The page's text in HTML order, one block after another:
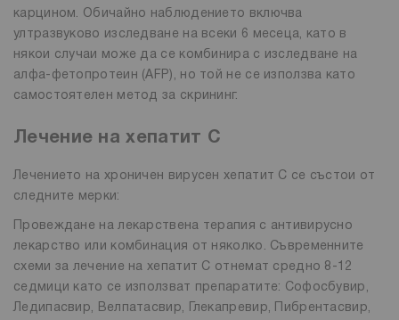
карцином. Обичайно наблюдението включва
ултразвуково изследване на всеки 6 месеца, като в
някои случаи може да се комбинира с изследване на
алфа-фетопротеин (AFP), но той не се използва като
самостоятелен метод за скрининг.
Лечение на хепатит С
Лечението на хроничен вирусен хепатит C се състои от
следните мерки:
Провеждане на лекарствена терапия с антивирусно
лекарство или комбинация от няколко. Съвременните
схеми за лечение на хепатит С отнемат средно 8-12
седмици като се използват препаратите: Софосбувир,
Ледипасвир, Велпатасвир, Глекапревир, Пибрентасвир,